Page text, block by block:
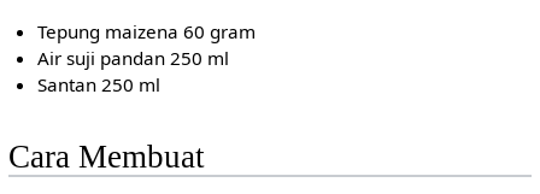
Tepung maizena 60 gram
Air suji pandan 250 ml
Santan 250 ml
Cara Membuat